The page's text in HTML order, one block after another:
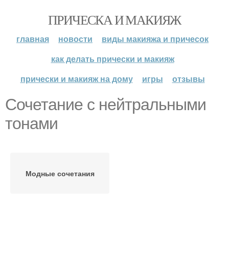
ПРИЧЕСКА И МАКИЯЖ
главная новости
виды макияжа и причесок
как делать прически и макияж
прически и макияж на дому
игры отзывы
Сочетание с нейтральными
тонами
Модные сочетания